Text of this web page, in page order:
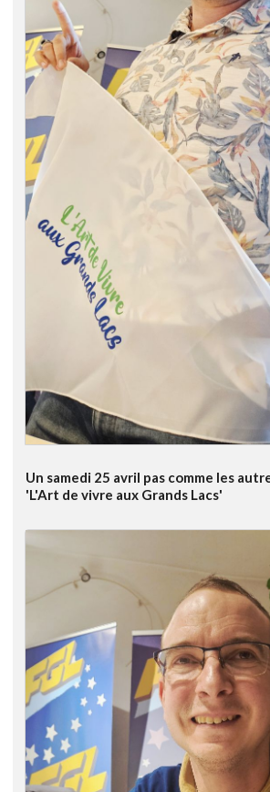
Un samedi 25 avril pas comme les
'L'Art de vivre aux Grands Lacs'